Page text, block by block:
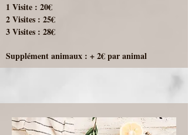
1 Visite : 20€
2 Visites : 25€
3 Visites : 28€
Supplément animaux : + 2€ par animal